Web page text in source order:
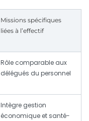
Missions spécifiques
liées à l’effectif
Rôle comparable aux
délégués du personnel
Intègre gestion
économique et santé-